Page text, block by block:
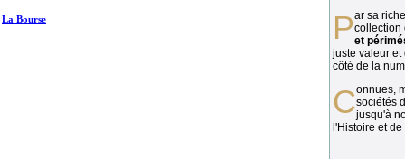
La Bourse Par sa richesse et sa diversité, lacollection
et
juste valeur et
côté de la
Connues, méconnues, ou inconnues, lessociétés
jusqu'à
l'Histoire et